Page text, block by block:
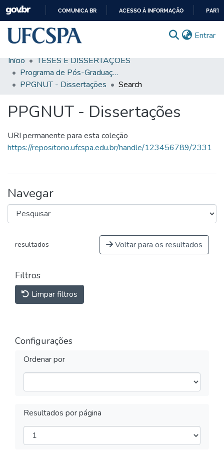
CONTEÚDO
COMUNICA BR ACESSO À INFORMAÇÃO
Entrar
Comunidades & Coleções
Busca Facetada
Estatísticas
Sobre o RI-UFCSPA
Ajuda
Início
TESES E DISSERTAÇÕES
Programa de Pós-Graduação em Ciências da Nutrição
PPGNUT - Dissertações
Search
PPGNUT - Dissertações
URI permanente para esta coleção
https://repositorio.ufcspa.edu.br/handle/123456789/2331
Navegar
resultados Voltar para os resultados
Filtros
Limpar filtros
Configurações
Ordenar por
Resultados por página